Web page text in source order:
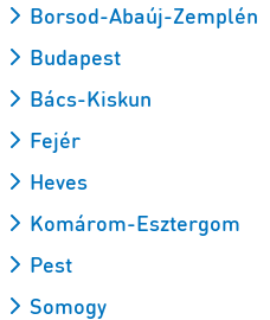
Borsod-Abaúj-Zemplén
Budapest
Bács-Kiskun
Fejér
Heves
Komárom-Esztergom
Pest
Somogy